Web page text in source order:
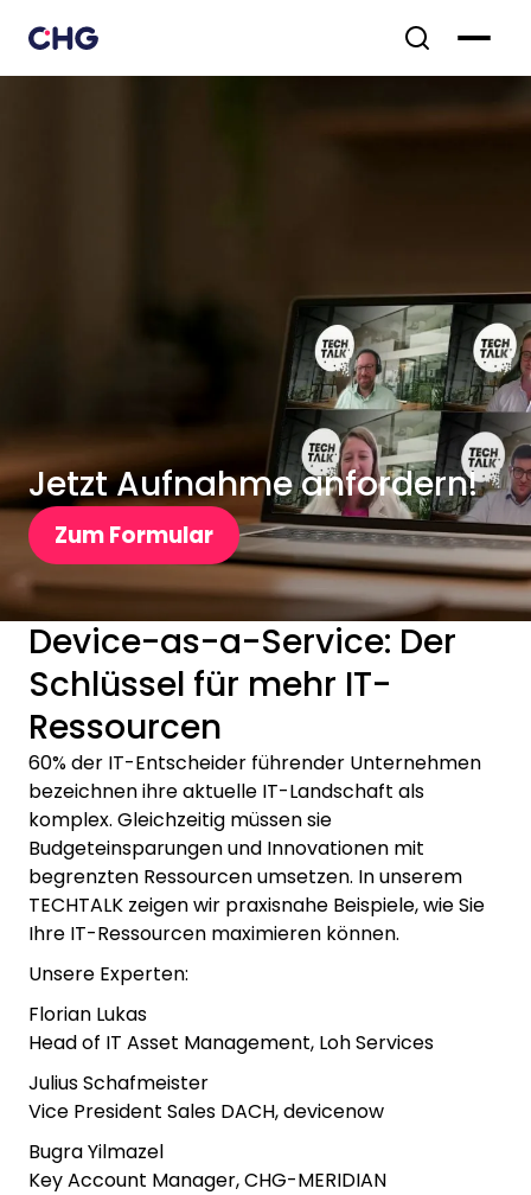
Jetzt Aufnahme anfordern!
Zum Formular
Device-as-a-Service: Der
Schlüssel für mehr IT-
Ressourcen
60% der IT-Entscheider führender Unternehmen
bezeichnen ihre aktuelle IT-Landschaft als
komplex. Gleichzeitig müssen sie
Budgeteinsparungen und Innovationen mit
begrenzten Ressourcen umsetzen. In unserem
TECHTALK zeigen wir praxisnahe Beispiele, wie Sie
Ihre IT-Ressourcen maximieren können.
Unsere Experten:
Florian Lukas
Head of IT Asset Management, Loh Services
Julius Schafmeister
Vice President Sales DACH, devicenow
Bugra Yilmazel
Key Account Manager, CHG-MERIDIAN